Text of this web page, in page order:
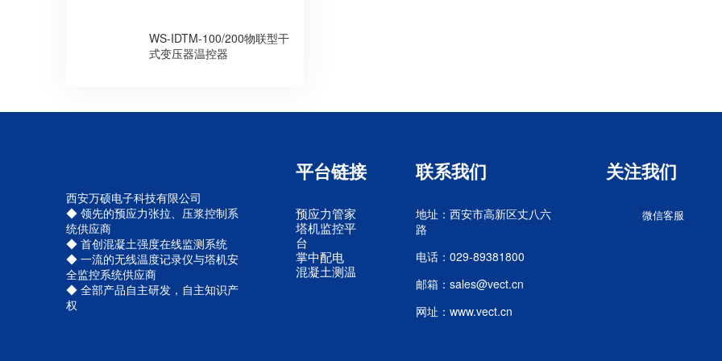
WS-IDTM-100/200物联型干
式变压器温控器
西安万硕电子科技有限公司
◆ 领先的预应力张拉、压浆控制系
统供应商
◆ 首创混凝土强度在线监测系统
◆ 一流的无线温度记录仪与塔机安
全监控系统供应商
◆ 全部产品自主研发，自主知识产
权
平台链接
预应力管家
塔机监控平
台
掌中配电
混凝土测温
联系我们
地址：西安市高新区丈八六
路
电话：029-89381800
邮箱：sales@vect.cn
网址：www.vect.cn
关注我们
微信客服